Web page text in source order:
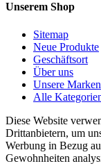
Unserem Shop
Sitemap
Neue Produkte
Geschäftsort
Über uns
Unsere Marken
Alle
Diese Website
Drittanbietern, um
Werbung in Bezug
Gewohnheiten